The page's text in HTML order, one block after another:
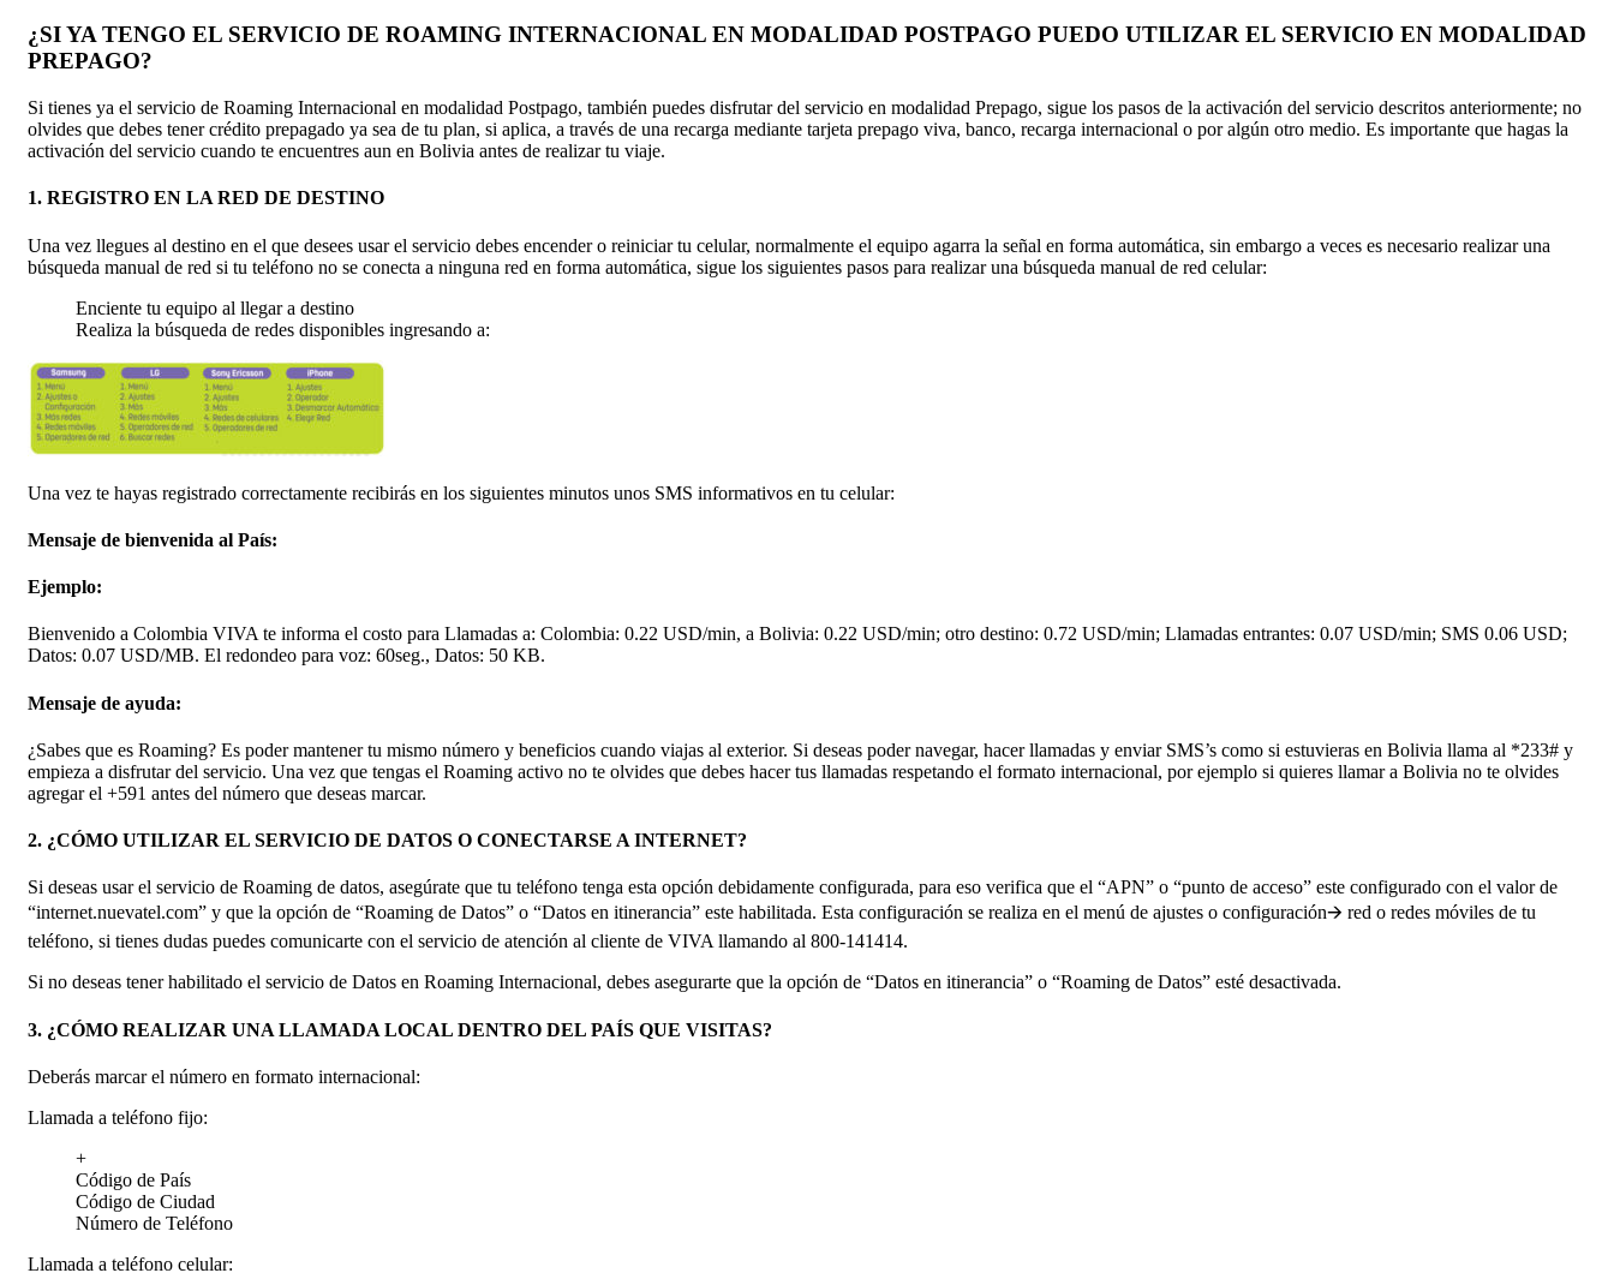
¿SI YA TENGO EL SERVICIO DE ROAMING INTERNACIONAL EN MODALIDAD POSTPAGO PUEDO UTILIZAR EL SERVICIO EN MODALIDAD
PREPAGO?
Si tienes ya el servicio de Roaming Internacional en modalidad Postpago, también puedes disfrutar del servicio en modalidad Prepago, sigue los pasos de la activación del servicio descritos anteriormente; no
olvides que debes tener crédito prepagado ya sea de tu plan, si aplica, a través de una recarga mediante tarjeta prepago viva, banco, recarga internacional o por algún otro medio. Es importante que hagas la
activación del servicio cuando te encuentres aun en Bolivia antes de realizar tu viaje.
1. REGISTRO EN LA RED DE DESTINO
Una vez llegues al destino en el que desees usar el servicio debes encender o reiniciar tu celular, normalmente el equipo agarra la señal en forma automática, sin embargo a veces es necesario realizar una
búsqueda manual de red si tu teléfono no se conecta a ninguna red en forma automática, sigue los siguientes pasos para realizar una búsqueda manual de red celular:
Enciente tu equipo al llegar a destino
Realiza la búsqueda de redes disponibles ingresando a:
Una vez te hayas registrado correctamente recibirás en los siguientes minutos unos SMS informativos en tu celular:
Mensaje de bienvenida al País:
Ejemplo:
Bienvenido a Colombia VIVA te informa el costo para Llamadas a: Colombia: 0.22 USD/min, a Bolivia: 0.22 USD/min; otro destino: 0.72 USD/min; Llamadas entrantes: 0.07 USD/min; SMS 0.06 USD;
Datos: 0.07 USD/MB. El redondeo para voz: 60seg., Datos: 50 KB.
Mensaje de ayuda:
¿Sabes que es Roaming? Es poder mantener tu mismo número y beneficios cuando viajas al exterior. Si deseas poder navegar, hacer llamadas y enviar SMS’s como si estuvieras en Bolivia llama al *233# y
empieza a disfrutar del servicio. Una vez que tengas el Roaming activo no te olvides que debes hacer tus llamadas respetando el formato internacional, por ejemplo si quieres llamar a Bolivia no te olvides
agregar el +591 antes del número que deseas marcar.
2. ¿CÓMO UTILIZAR EL SERVICIO DE DATOS O CONECTARSE A INTERNET?
Si deseas usar el servicio de Roaming de datos, asegúrate que tu teléfono tenga esta opción debidamente configurada, para eso verifica que el “APN” o “punto de acceso” este configurado con el valor de
“internet.nuevatel.com” y que la opción de “Roaming de Datos” o “Datos en itinerancia” este habilitada. Esta configuración se realiza en el menú de ajustes o configuración🡪 red o redes móviles de tu
teléfono, si tienes dudas puedes comunicarte con el servicio de atención al cliente de VIVA llamando al 800-141414.
Si no deseas tener habilitado el servicio de Datos en Roaming Internacional, debes asegurarte que la opción de “Datos en itinerancia” o “Roaming de Datos” esté desactivada.
3. ¿CÓMO REALIZAR UNA LLAMADA LOCAL DENTRO DEL PAÍS QUE VISITAS?
Deberás marcar el número en formato internacional:
Llamada a teléfono fijo:
+
Código de País
Código de Ciudad
Número de Teléfono
Llamada a teléfono celular: